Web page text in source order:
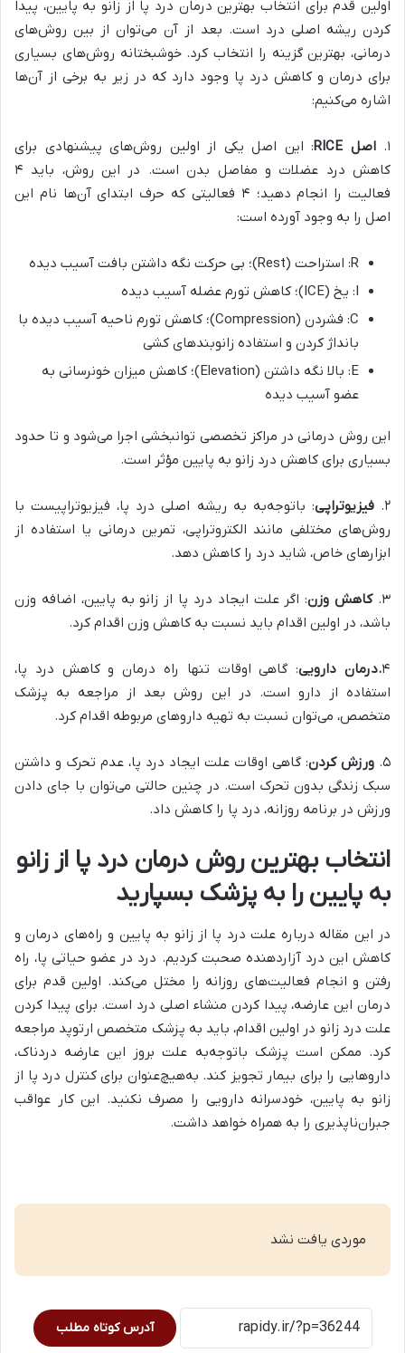
اولین قدم برای انتخاب بهترین درمان درد پا از زانو به پایین، پیدا
کردن ریشه اصلی درد است. بعد از آن می‌توان از بین روش‌های
درمانی، بهترین گزینه را انتخاب کرد. خوشبختانه روش‌های بسیاری
برای درمان و کاهش درد پا وجود دارد که در زیر به برخی از آن‌ها
اشاره می‌کنیم:
۱. اصل RICE: این اصل یکی از اولین روش‌های پیشنهادی برای
کاهش درد عضلات و مفاصل بدن است. در این روش، باید ۴
فعالیت را انجام دهید؛ ۴ فعالیتی که حرف ابتدای آن‌ها نام این
اصل را به وجود آورده است:
R: استراحت (Rest)؛ بی حرکت نگه داشتن بافت آسیب دیده
I: یخ (ICE)؛ کاهش تورم عضله آسیب دیده
C: فشردن (Compression)؛ کاهش تورم ناحیه آسیب دیده با
بانداژ کردن و استفاده زانوبندهای کشی
E: بالا نگه داشتن (Elevation)؛ کاهش میزان خونرسانی به
عضو آسیب دیده
این روش درمانی در مراکز تخصصی توانبخشی اجرا می‌شود و تا حدود
بسیاری برای کاهش درد زانو به پایین مؤثر است.
۲. فیزیوتراپی: باتوجه‌به به ریشه اصلی درد پا، فیزیوتراپیست با
روش‌های مختلفی مانند الکتروتراپی، تمرین درمانی یا استفاده از
ابزارهای خاص، شاید درد را کاهش دهد.
۳. کاهش وزن: اگر علت ایجاد درد پا از زانو به پایین، اضافه وزن
باشد، در اولین اقدام باید نسبت به کاهش وزن اقدام کرد.
۴.درمان دارویی: گاهی اوقات تنها راه درمان و کاهش درد پا،
استفاده از دارو است. در این روش بعد از مراجعه به پزشک
متخصص، می‌توان نسبت به تهیه داروهای مربوطه اقدام کرد.
۵. ورزش کردن: گاهی اوقات علت ایجاد درد پا، عدم تحرک و داشتن
سبک زندگی بدون تحرک است. در چنین حالتی می‌توان با جای دادن
ورزش در برنامه روزانه، درد پا را کاهش داد.
انتخاب بهترین روش درمان درد پا از زانو
به پایین را به پزشک بسپارید
در این مقاله درباره علت درد پا از زانو به پایین و راه‌های درمان و
کاهش این درد آزاردهنده صحبت کردیم. درد در عضو حیاتی پا، راه
رفتن و انجام فعالیت‌های روزانه را مختل می‌کند. اولین قدم برای
درمان این عارضه، پیدا کردن منشاء اصلی درد است. برای پیدا کردن
علت درد زانو در اولین اقدام، باید به پزشک متخصص ارتوپد مراجعه
کرد. ممکن است پزشک باتوجه‌به علت بروز این عارضه دردناک،
داروهایی را برای بیمار تجویز کند. به‌هیچ‌عنوان برای کنترل درد پا از
زانو به پایین، خودسرانه دارویی را مصرف نکنید. این کار عواقب
جبران‌ناپذیری را به همراه خواهد داشت.
موردی یافت نشد
آدرس کوتاه مطلب